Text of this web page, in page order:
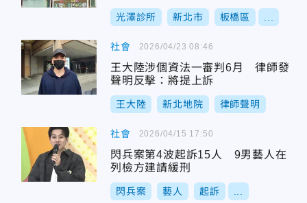
光澤診所 新北市 板橋區
社會
王大陸涉個資法一審判6月 律師發
聲明反擊：將提上訴
王大陸 新北地院 律師聲明
2026/04/23 08:46
社會
閃兵案第4波起訴15人 9男藝人在
列檢方建請緩刑
閃兵案 藝人 起訴
2026/04/15 17:50